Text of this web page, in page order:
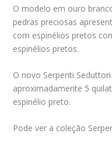
O modelo em ouro
pedras preciosas
com espinélios pretos
espinélios pretos.
O novo Serpenti
aproximadamente 5
espinélio preto.
Pode ver a coleção